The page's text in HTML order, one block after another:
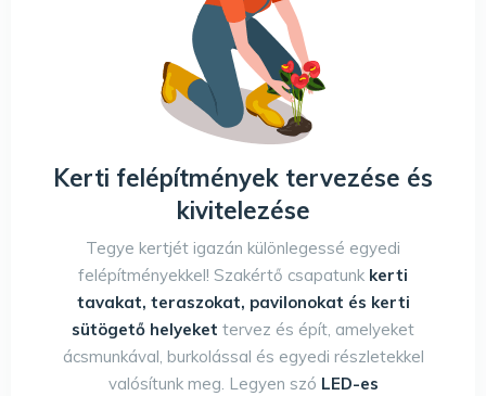
Kerti felépítmények tervezése és
kivitelezése
Tegye kertjét igazán különlegessé egyedi
felépítményekkel! Szakértő csapatunk kerti
tavakat, teraszokat, pavilonokat és kerti
sütögető helyeket tervez és épít, amelyeket
ácsmunkával, burkolással és egyedi részletekkel
valósítunk meg. Legyen szó LED-es